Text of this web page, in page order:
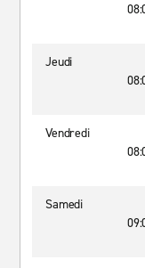
Jeudi
Vendredi
Samedi